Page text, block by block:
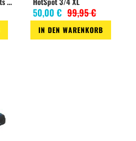
50,00 € 99,95 €
IN DEN WARENKORB